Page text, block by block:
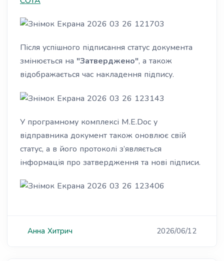
Після успішного підписання статус документа
змінюється на "Затверджено", а також
відображається час накладення підпису.
У програмному комплексі M.E.Doc у
відправника документ також оновлює свій
статус, а в його протоколі з’являється
інформація про затвердження та нові підписи.
Анна Хитрич 2026/06/12